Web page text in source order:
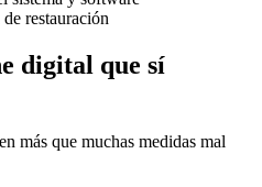
restauración
digital que sí
más que muchas medidas mal